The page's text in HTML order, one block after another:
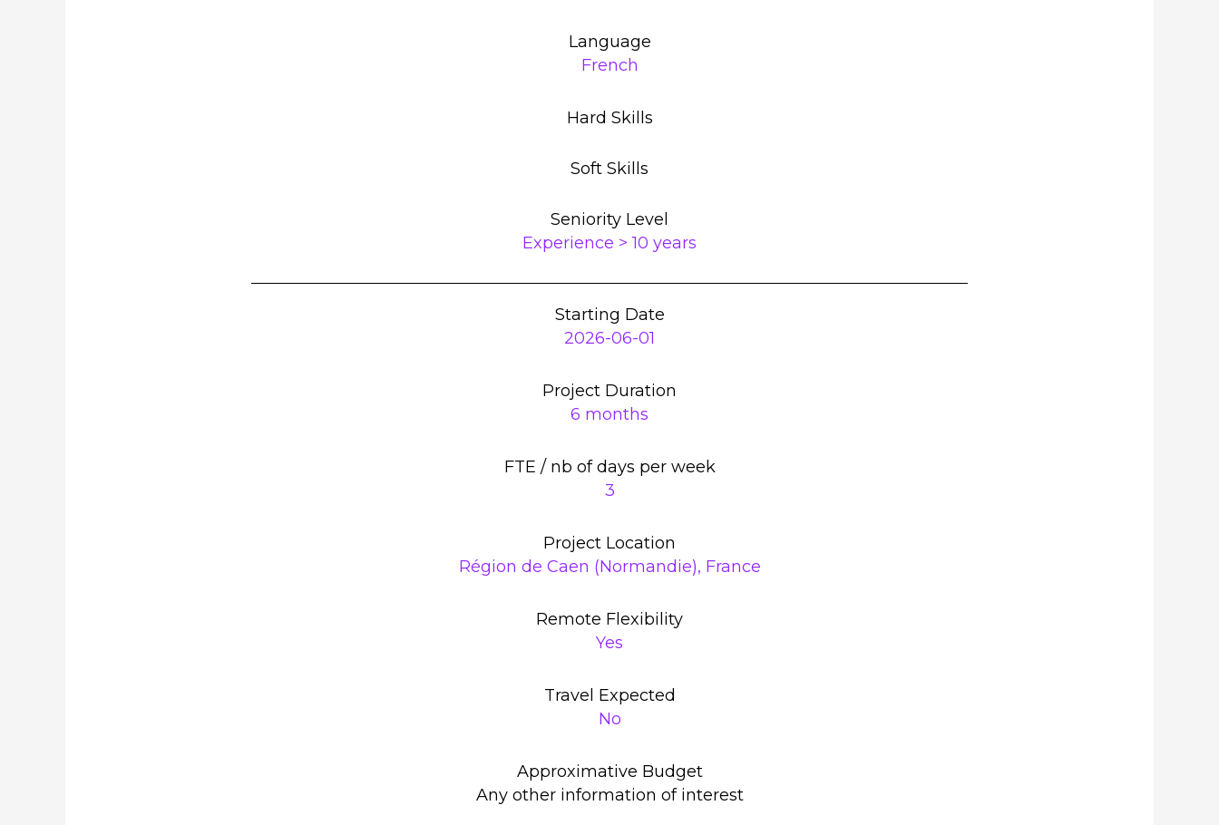
Language
French
Hard Skills
Soft Skills
Seniority Level
Experience > 10 years
Starting Date
2026-06-01
Project Duration
6 months
FTE / nb of days per week
3
Project Location
Région de Caen (Normandie), France
Remote Flexibility
Yes
Travel Expected
No
Approximative Budget
Any other information of interest